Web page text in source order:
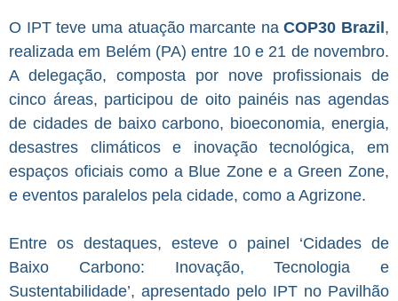
O IPT teve uma atuação marcante naCOP30 Brazil ,
realizada em Belém (PA) entre 10 e 21 de novembro.
A delegação, composta por nove profissionais de
cinco áreas, participou de oito painéis nas agendas
de cidades de baixo carbono, bioeconomia, energia,
desastres climáticos e inovação tecnológica, em
espaços oficiais como a Blue Zone e a Green Zone,
e eventos paralelos pela cidade, como a Agrizone.
Entre os destaques, esteve o painel ‘Cidades de
Baixo Carbono: Inovação, Tecnologia e
Sustentabilidade’, apresentado pelo IPT no Pavilhão